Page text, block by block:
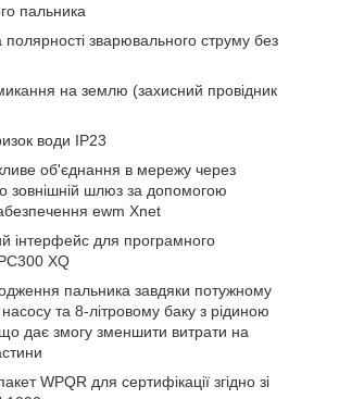
пальника
полярності зварювального струму без
на землю (захисний провідник
води IP23
об'єднання в мережу через
зовнішній шлюз за допомогою
ewm Xnet
інтерфейс для програмного
XQ
пальника завдяки потужному
та 8-літровому баку з рідиною
дає змогу зменшити витрати на
WPQR для сертифікації згідно зі